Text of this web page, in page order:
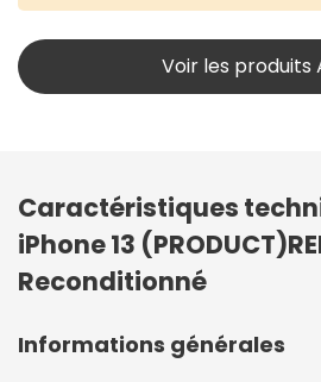
Voir les produits
Caractéristiques
iPhone 13
Reconditionné
Informations générales